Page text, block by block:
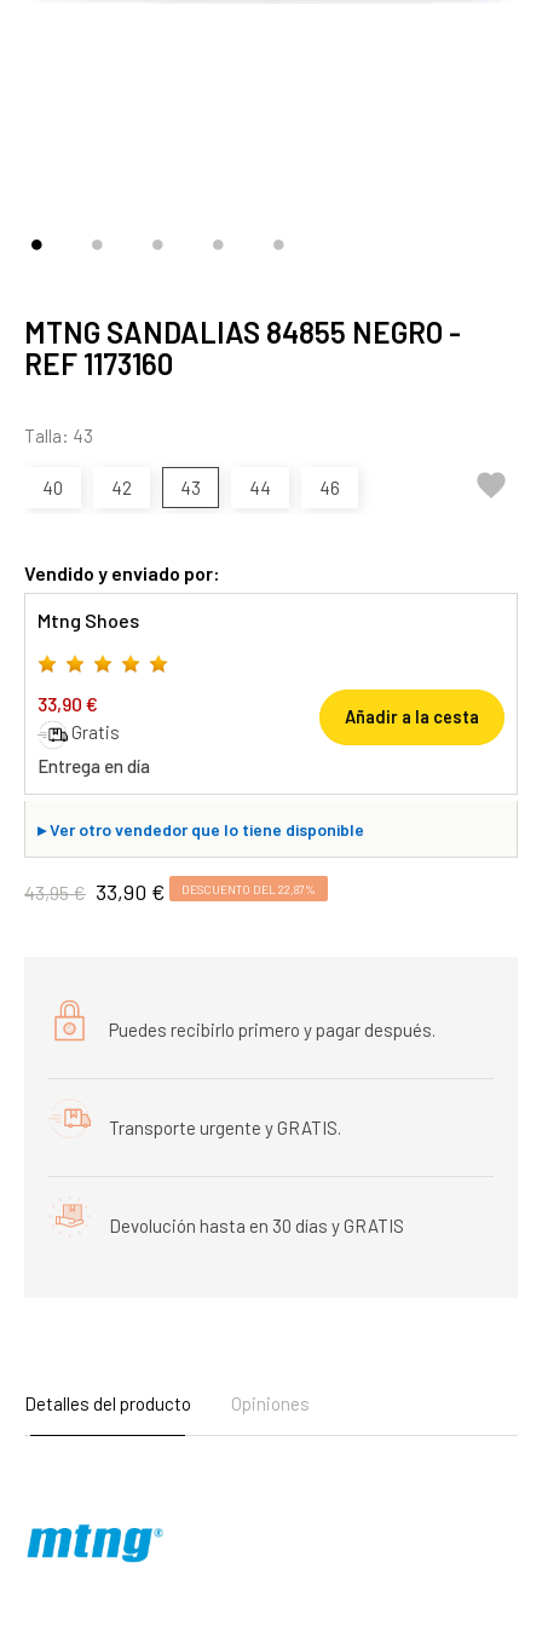
MTNG SANDALIAS 84855 NEGRO -
REF 1173160
Talla: 43
40 42 43 44 46 
Vendido y enviado por:
Mtng Shoes
33,90 €
Gratis
Entrega en día
Añadir a la cesta
▸Ver otro vendedor que lo tiene disponible
43,95 € 33,90 € DESCUENTO DEL 22,87%
Puedes recibirlo primero y pagar después.
Transporte urgente y GRATIS.
Devolución hasta en 30 días y GRATIS
Detalles del producto Opiniones